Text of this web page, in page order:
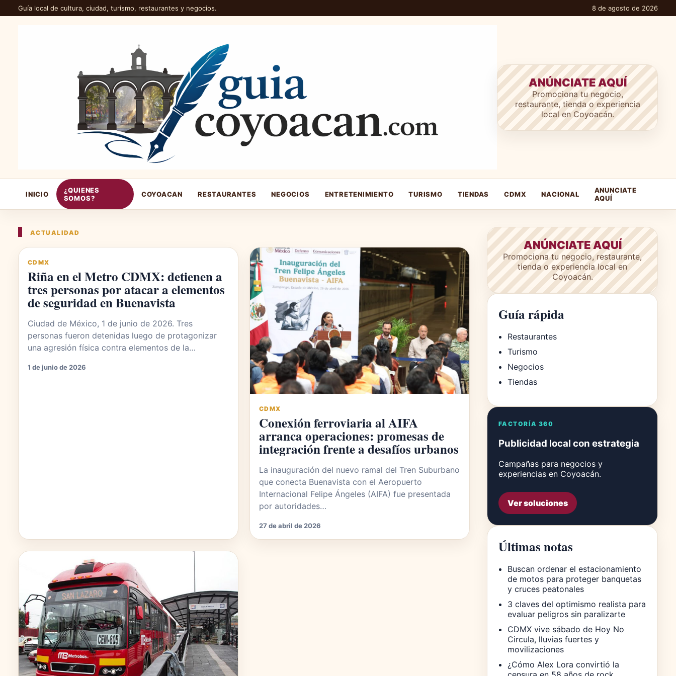
Guía local de cultura, ciudad, turismo, restaurantes y negocios. 8 de agosto de 2026
ANÚNCIATE AQUÍ
Promociona tu negocio,
restaurante, tienda o experiencia
local en Coyoacán.
INICIO
¿QUIENES
SOMOS?
COYOACAN RESTAURANTES NEGOCIOS ENTRETENIMIENTO TURISMO TIENDAS CDMX NACIONAL
ANUNCIATE
AQUÍ
ACTUALIDAD
CDMX
Riña en el Metro CDMX: detienen a
tres personas por atacar a elementos
de seguridad en Buenavista
Ciudad de México, 1 de junio de 2026. Tres
personas fueron detenidas luego de protagonizar
una agresión física contra elementos de la…
1 de junio de 2026
CDMX
Conexión ferroviaria al AIFA
arranca operaciones: promesas de
integración frente a desafíos urbanos
La inauguración del nuevo ramal del Tren Suburbano
que conecta Buenavista con el Aeropuerto
Internacional Felipe Ángeles (AIFA) fue presentada
por autoridades…
27 de abril de 2026
ANÚNCIATE AQUÍ
Promociona tu negocio, restaurante,
tienda o experiencia local en
Coyoacán.
Guía rápida
Restaurantes
Turismo
Negocios
Tiendas
FACTORÍA 360
Publicidad local con estrategia
Campañas para negocios y
experiencias en Coyoacán.
Ver soluciones
Últimas notas
Buscan ordenar el estacionamiento
de motos para proteger banquetas
y cruces peatonales
3 claves del optimismo realista para
evaluar peligros sin paralizarte
CDMX vive sábado de Hoy No
Circula, lluvias fuertes y
movilizaciones
¿Cómo Alex Lora convirtió la